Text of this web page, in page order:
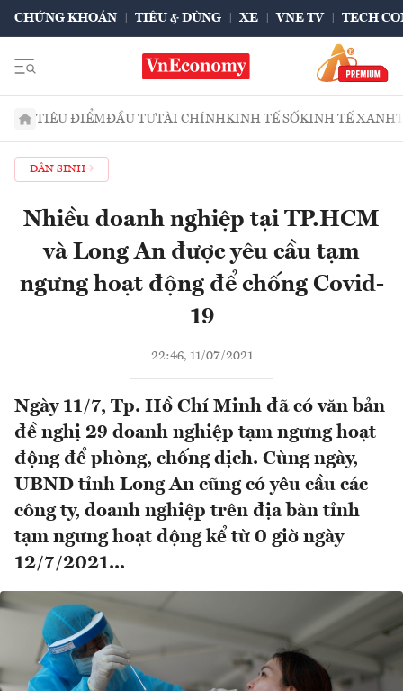
CHỨNG KHOÁN TIÊU & DÙNG XE VNE TV TECH
TIÊU ĐIỂMĐẦU TƯTÀI CHÍNHKINH TẾ SỐKINH TẾ XANH
DÂN SINH
Nhiều doanh nghiệp tại TP.HCM
và Long An được yêu cầu tạm
ngưng hoạt động để chống Covid-
19
22:46, 11/07/2021
Ngày 11/7, Tp. Hồ Chí Minh đã có văn bản
đề nghị 29 doanh nghiệp tạm ngưng hoạt
động để phòng, chống dịch. Cùng ngày,
UBND tỉnh Long An cũng có yêu cầu các
công ty, doanh nghiệp trên địa bàn tỉnh
tạm ngưng hoạt động kể từ 0 giờ ngày
12/7/2021...